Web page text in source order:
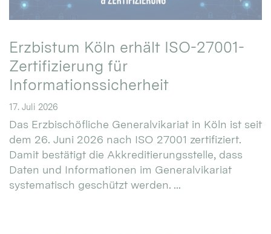
Erzbistum Köln erhält ISO-27001-
Zertifizierung für
Informationssicherheit
17. Juli 2026
Das Erzbischöfliche Generalvikariat in Köln ist seit
dem 26. Juni 2026 nach ISO 27001 zertifiziert.
Damit bestätigt die Akkreditierungsstelle, dass
Daten und Informationen im Generalvikariat
systematisch geschützt werden. ...